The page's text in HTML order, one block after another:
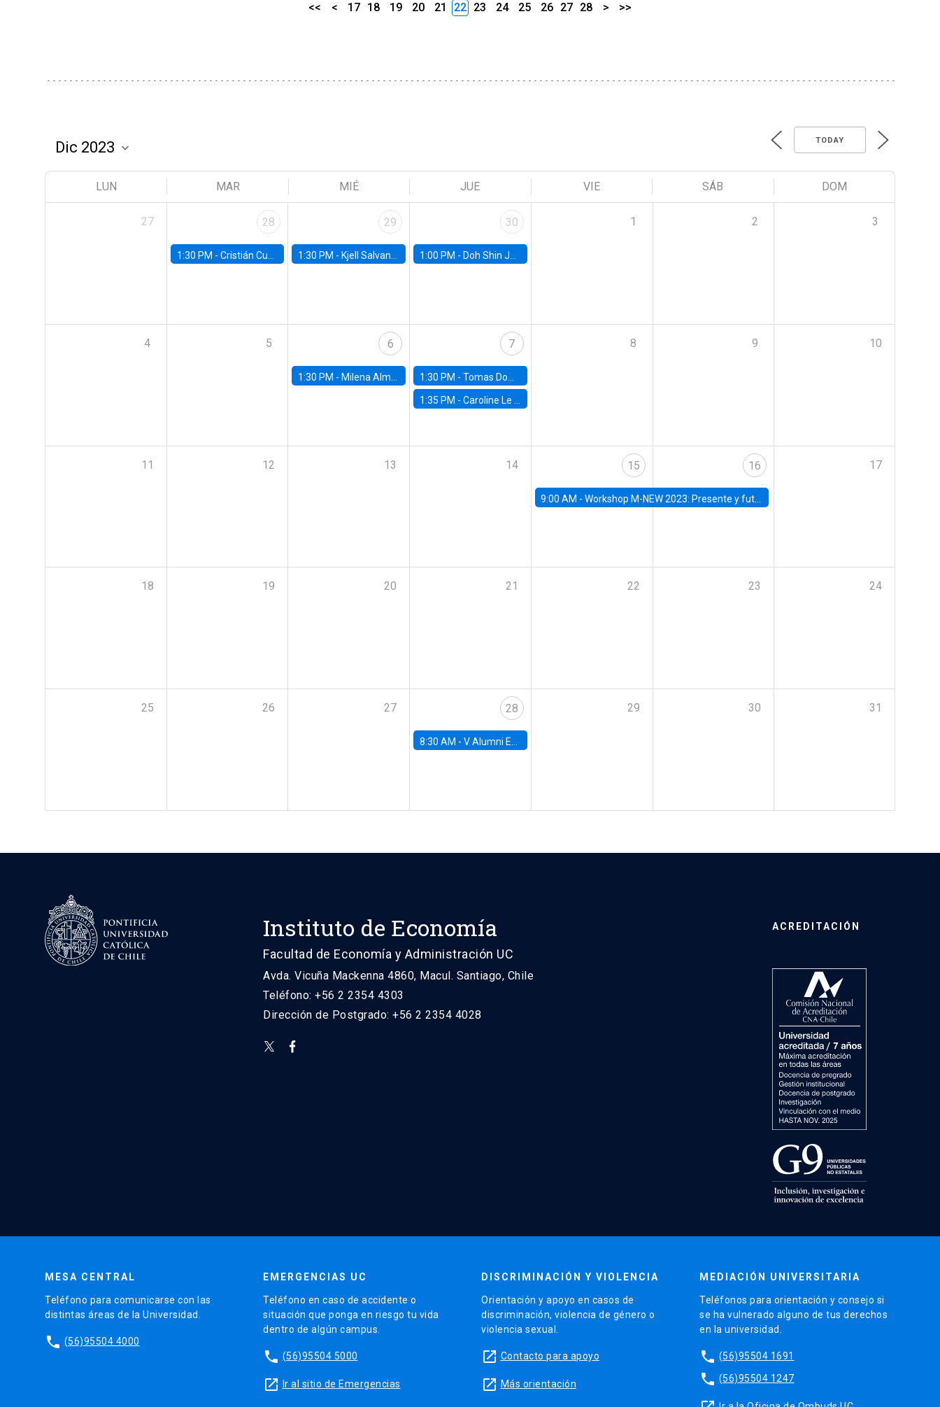
<< < 17 18 19 20 21 22 23 24 25 26 27 28 > >>
TODAY
LUN MAR MIÉ JUE VIE SÁB DOM
27 28
1:30 PM - Cristián Cuevas, Universidad de Los Andes
29
1:30 PM - Kjell Salvanes, Norwegian School of Economics
30
1:00 PM - Doh Shin Jeon, Toulouse School of Economics
1 2 3
4 5 6
1:30 PM - Milena Almagro, University of ChicagoChicago Booth School of Business
7
1:30 PM -Tomas Dominguez-Iino, Chicago Booth School of Business
1:35 PM -Caroline Le Pennec, HEC Montréal
8 9 10
11 12 13 14 15
9:00 AM - Workshop M-NEW 2023: Presente y futuro del trabajo y el rol de las nuevas tecnologías
16 17
18 19 20 21 22 23 24
25 26 27 28
8:30 AM -V Alumni Economics Workshop
29 30 31
Instituto de Economía
Facultad de Economía y Administración UC
Avda. Vicuña Mackenna 4860, Macul. Santiago, Chile
Teléfono: +56 2 2354 4303
Dirección de Postgrado: +56 2 2354 4028
ACREDITACIÓN
MESA CENTRAL
Teléfono para comunicarse con las
distintas áreas de la Universidad.
phone (56)95504 4000
EMERGENCIAS UC
Teléfono en caso de accidente o
situación que ponga en riesgo tu vida
dentro de algún campus.
phone (56)95504 5000
launch Ir al sitio de Emergencias
DISCRIMINACIÓN Y VIOLENCIA
Orientación y apoyo en casos de
discriminación, violencia de género o
violencia sexual.
launch Contacto para apoyo
launch Más orientación
MEDIACIÓN UNIVERSITARIA
Teléfonos para orientación y consejo si
se ha vulnerado alguno de tus derechos
en la universidad.
phone (56)95504 1691
phone (56)95504 1247